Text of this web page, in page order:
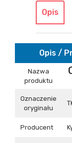
Opis
Opis /
Nazwa
produktu
Oznaczenie
oryginału
Producent